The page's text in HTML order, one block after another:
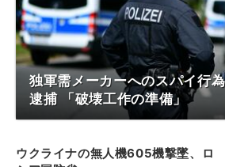
独軍需メーカーへのスパイ行
逮捕 「破壊工作の準備」
ウクライナの無人機605機撃墜、ロ